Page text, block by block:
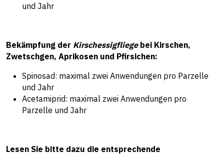
und Jahr
Bekämpfung der Kirschessigfliegebei Kirschen,
Zwetschgen, Aprikosen und Pfirsichen:
Spinosad: maximal zwei Anwendungen pro Parzelle
und Jahr
Acetamiprid: maximal zwei Anwendungen pro
Parzelle und Jahr
Lesen Sie bitte dazu die entsprechende